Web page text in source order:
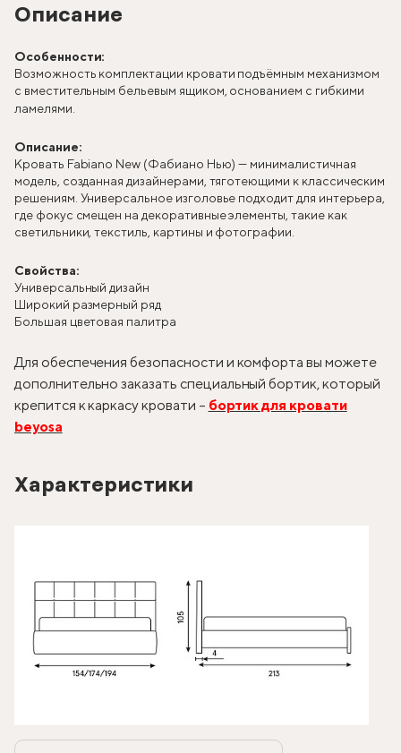
Описание
Особенности:
Возможность комплектации кровати подъёмным механизмом
с вместительным бельевым ящиком, основанием с гибкими
ламелями.
Описание:
Кровать Fabiano New (Фабиано Нью) — минималистичная
модель, созданная дизайнерами, тяготеющими к классическим
решениям. Универсальное изголовье подходит для интерьера,
где фокус смещен на декоративные элементы, такие как
светильники, текстиль, картины и фотографии.
Свойства:
Универсальный дизайн
Широкий размерный ряд
Большая цветовая палитра
Для обеспечения безопасности и комфорта вы можете
дополнительно заказать специальный бортик, который
крепится к каркасу кровати – бортик для кровати
beyosa
Характеристики